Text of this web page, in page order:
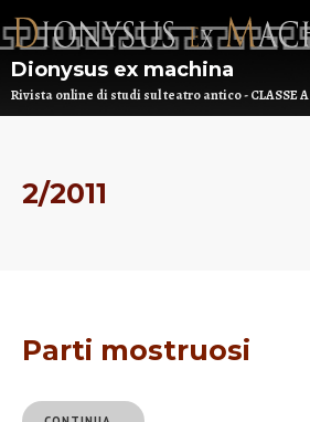
Dionysus ex machina
Rivista online di studi sul teatro antico - CLASSE A
2/2011
Parti mostruosi